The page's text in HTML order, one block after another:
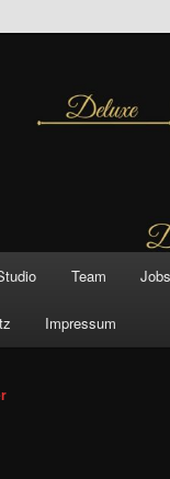
Team Jobs
Impressum